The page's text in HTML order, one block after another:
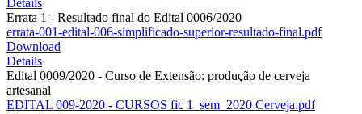
Errata 1 - Resultado final do Edital 0006/2020
errata-001-edital-006-simplificado-superior-resultado-final.pdf
Download
Details
Edital 0009/2020 - Curso de Extensão: produção de cerveja
artesanal
EDITAL 009-2020 - CURSOS fic 1_sem_2020 Cerveja.pdf